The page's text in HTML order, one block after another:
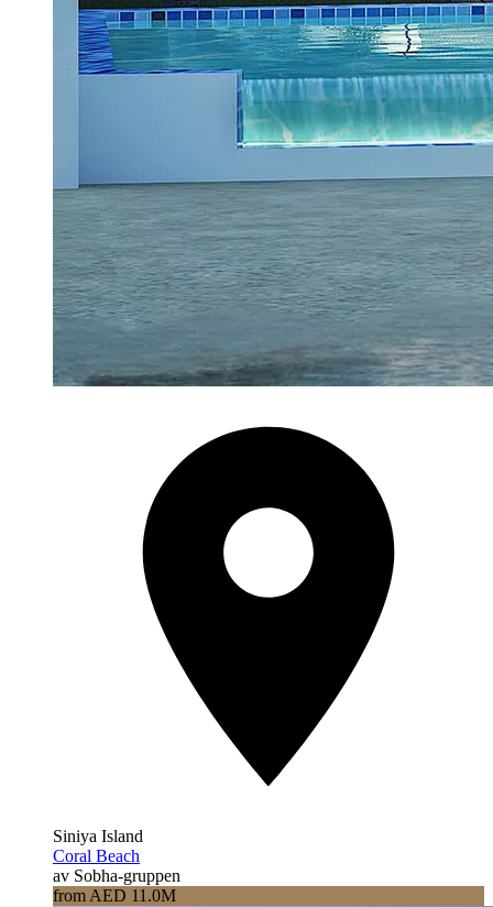
Siniya Island
Coral Beach
av Sobha-gruppen
from AED 11.0M